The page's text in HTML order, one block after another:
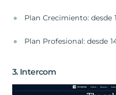
Plan Crecimiento: desde
Plan Profesional: desde
3. Intercom